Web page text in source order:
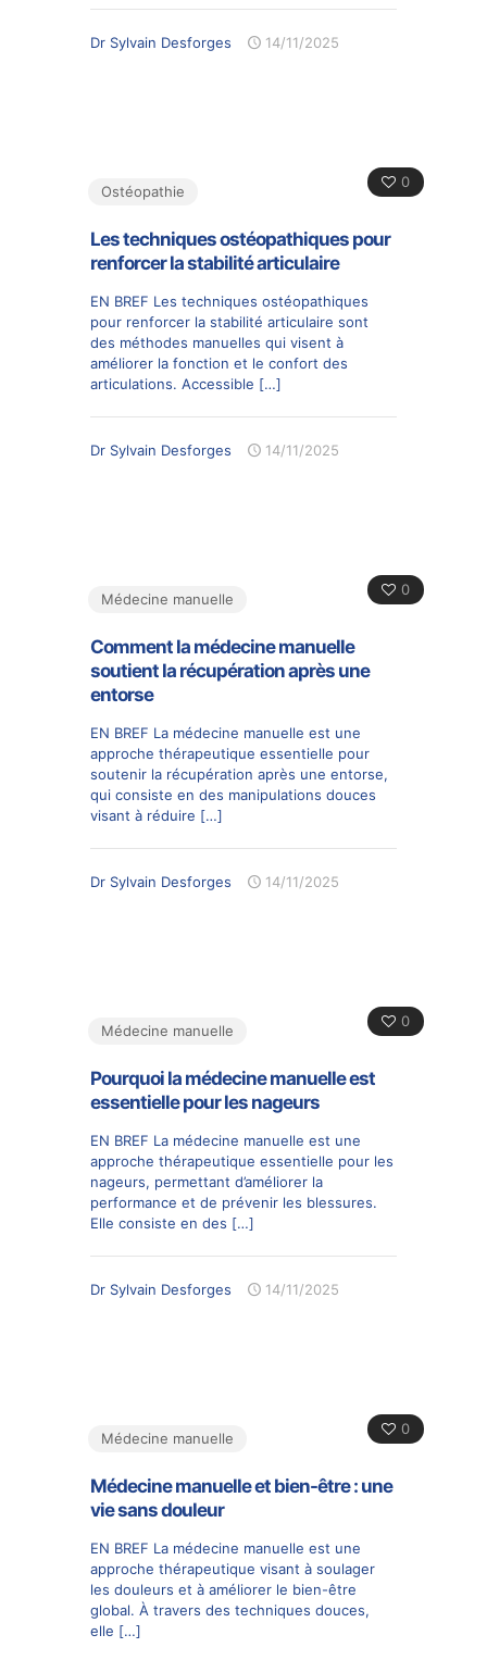
Dr Sylvain Desforges 14/11/2025
0
Ostéopathie
Les techniques ostéopathiques pour
renforcer la stabilité articulaire
EN BREF Les techniques ostéopathiques
pour renforcer la stabilité articulaire sont
des méthodes manuelles qui visent à
améliorer la fonction et le confort des
articulations. Accessible […]
Dr Sylvain Desforges 14/11/2025
0
Médecine manuelle
Comment la médecine manuelle
soutient la récupération après une
entorse
EN BREF La médecine manuelle est une
approche thérapeutique essentielle pour
soutenir la récupération après une entorse,
qui consiste en des manipulations douces
visant à réduire […]
Dr Sylvain Desforges 14/11/2025
0
Médecine manuelle
Pourquoi la médecine manuelle est
essentielle pour les nageurs
EN BREF La médecine manuelle est une
approche thérapeutique essentielle pour les
nageurs, permettant d’améliorer la
performance et de prévenir les blessures.
Elle consiste en des […]
Dr Sylvain Desforges 14/11/2025
0
Médecine manuelle
Médecine manuelle et bien-être : une
vie sans douleur
EN BREF La médecine manuelle est une
approche thérapeutique visant à soulager
les douleurs et à améliorer le bien-être
global. À travers des techniques douces,
elle […]